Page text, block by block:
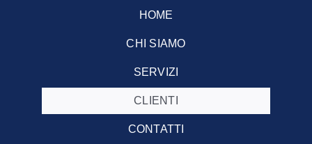
HOME
CHI SIAMO
SERVIZI
CLIENTI
CONTATTI